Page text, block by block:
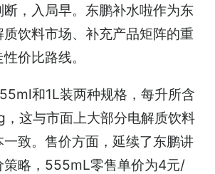
，入局早。东鹏补水啦作为东
饮料市场、补充产品矩阵的重
价比路线。
和1L装两种规格，每升所含
这与市面上大部分电解质饮料
致。售价方面，延续了东鹏讲
策略，555mL零售单价为4元/